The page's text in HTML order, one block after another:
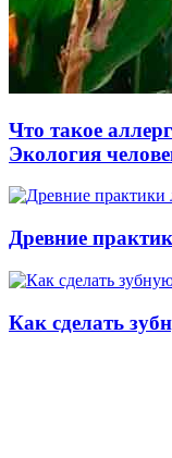
Что такое
Экология
Древние
Как сделать